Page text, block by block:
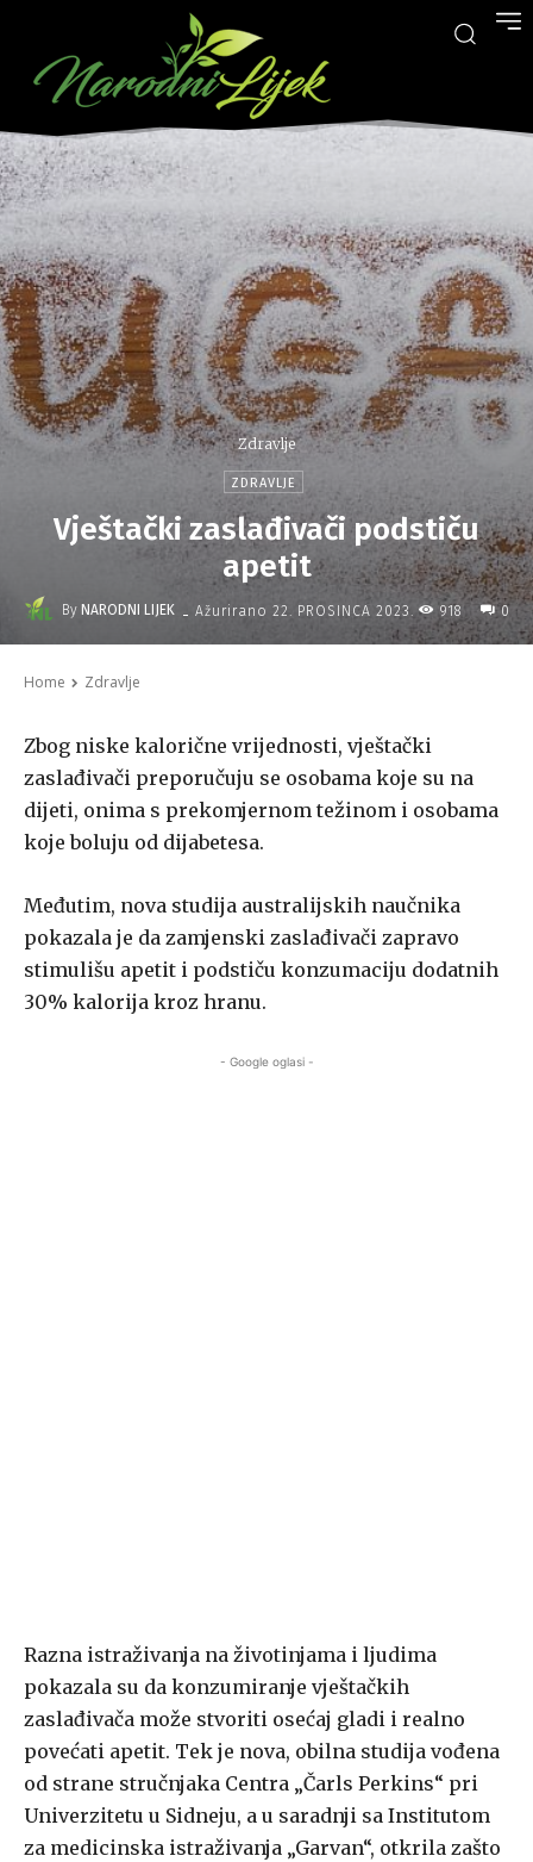
Zdravlje
ZDRAVLJE
Vještački zaslađivači podstiču
apetit
By NARODNI LIJEK - Ažurirano 22. PROSINCA 2023. 918 0
Home Zdravlje
Zbog niske kalorične vrijednosti, vještački
zaslađivači preporučuju se osobama koje su na
dijeti, onima s prekomjernom težinom i osobama
koje boluju od dijabetesa.
Međutim, nova studija australijskih naučnika
pokazala je da zamjenski zaslađivači zapravo
stimulišu apetit i podstiču konzumaciju dodatnih
30% kalorija kroz hranu.
- Google oglasi -
Razna istraživanja na životinjama i ljudima
pokazala su da konzumiranje vještačkih
zaslađivača može stvoriti osećaj gladi i realno
povećati apetit. Tek je nova, obilna studija vođena
od strane stručnjaka Centra „Čarls Perkins“ pri
Univerzitetu u Sidneju, a u saradnji sa Institutom
za medicinska istraživanja „Garvan“, otkrila zašto